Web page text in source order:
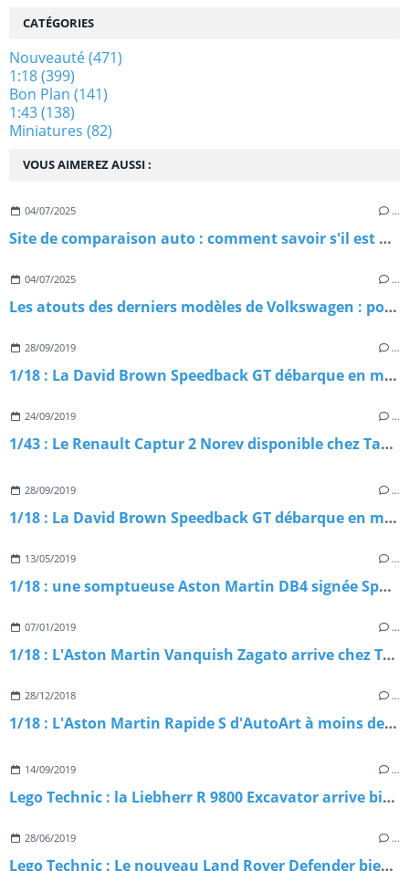
VOUS AIMEREZ AUSSI :
04/07/2025 …
Site de comparaison auto : comment savoir s'il est digne de confiance ?
04/07/2025 …
Les atouts des derniers modèles de Volkswagen : pourquoi les choisir ?
28/09/2019 …
1/18 : La David Brown Speedback GT débarque en miniature
24/09/2019 …
1/43 : Le Renault Captur 2 Norev disponible chez Tacot
28/09/2019 …
1/18 : La David Brown Speedback GT débarque en miniature
13/05/2019 …
1/18 : une somptueuse Aston Martin DB4 signée Spark
07/01/2019 …
1/18 : L'Aston Martin Vanquish Zagato arrive chez TopSpeed
28/12/2018 …
1/18 : L'Aston Martin Rapide S d'AutoArt à moins de 100 €
14/09/2019 …
Lego Technic : la Liebherr R 9800 Excavator arrive bientôt
28/06/2019 …
Lego Technic : Le nouveau Land Rover Defender bientôt disponible
CATÉGORIES
Nouveauté(471)
1:18(399)
Bon Plan (141)
1:43(138)
Miniatures (82)